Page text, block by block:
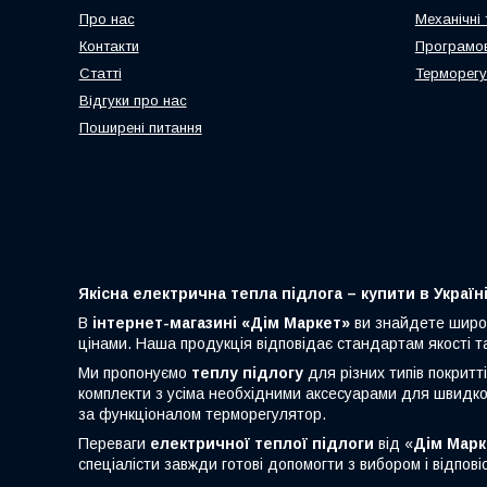
Про нас
Контакти
Статті
Відгуки про нас
Поширені питання
Якісна електрична тепла підлога – купити в
В інтернет-магазині «Дім Маркет» ви знайдете
цінами. Наша продукція відповідає стандартам
Ми пропонуємо теплу підлогу для різних типів
комплекти з усіма необхідними аксесуарами для
за функціоналом терморегулятор.
Переваги електричної теплої підлоги від «Дім
спеціалісти завжди готові допомогти з вибором і